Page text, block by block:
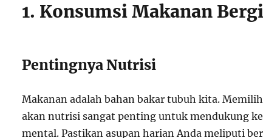
1. Konsumsi Makanan
Pentingnya Nutrisi
Makanan adalah bahan bakar tubuh kita.
akan nutrisi sangat penting untuk mendukung
mental. Pastikan asupan harian Anda meliputi